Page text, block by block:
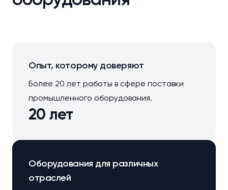
20 лет
Опыт, которому доверяют
Более 20 лет работы в сфере поставки
промышленного оборудования.
Оборудования для различных
отраслей